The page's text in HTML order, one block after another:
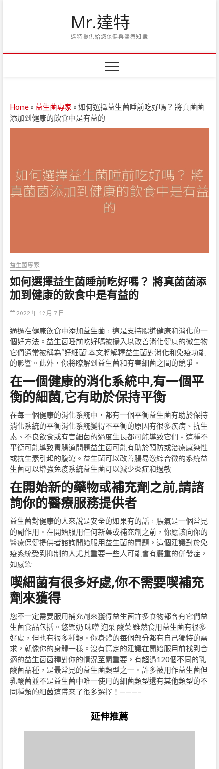
Mr.達特
達特提供給您保健與醫療知識
Home» 益生菌專家 » 如何選擇益生菌睡前吃好嗎？ 將真菌菌
添加到健康的飲食中是有益的
益生菌專家
如何選擇益生菌睡前吃好嗎？ 將真菌菌添
加到健康的飲食中是有益的
2022 年 12 月 7 日
通過在健康飲食中添加益生菌，這是支持腸道健康和消化的一
個好方法。益生菌睡前吃好嗎被攝入以改善消化健康的微生物
它們通常被稱為“好細菌”本文將解釋益生菌對消化和免疫功能
的影響。此外，你將瞭解到益生菌和有害細菌之間的競爭。
在一個健康的消化系統中,有一個平
衡的細菌,它有助於保持平衡
在每一個健康的消化系統中，都有一個平衡益生菌有助於保持
消化系統的平衡消化系統變得不平衡的原因有很多疾病、抗生
素、不良飲食或有害細菌的過度生長都可能導致它們。這種不
平衡可能導致胃腸道問題益生菌可能有助於預防或治療感染性
或抗生素引起的腹瀉。益生菌可以改善腸易激綜合徵的系統益
生菌可以增強免疫系統益生菌可以減少炎症和過敏
在開始新的藥物或補充劑之前,請諮
詢你的醫療服務提供者
益生菌對健康的人來說是安全的如果有的話，脹氣是一個常見
的副作用。在開始服用任何新藥或補充劑之前，你應該向你的
醫療保健提供者諮詢開始服用益生菌的問題。這個建議對於免
疫系統受到抑制的人尤其重要一些人可能會有嚴重的併發症，
如感染
喫細菌有很多好處,你不需要喫補充
劑來獲得
您不一定需要服用補充劑來獲得益生菌許多食物都含有它們益
生菌食品包括。悠樂奶 味噌 泡菜 酸菜 雖然食用益生菌有很多
好處，但也有很多種類。你身體的每個部分都有自己獨特的需
求，就像你的身體一樣。沒有篤定的建議在開始服用前找到合
適的益生菌菌種對你的情況至關重要。有超過120個不同的乳
酸菌品種，是最常見的益生菌類型之一。許多被用作益生菌但
乳酸菌並不是益生菌中唯一使用的細菌類型還有其他類型的不
同種類的細菌這帶來了很多選擇！———–
延伸推薦